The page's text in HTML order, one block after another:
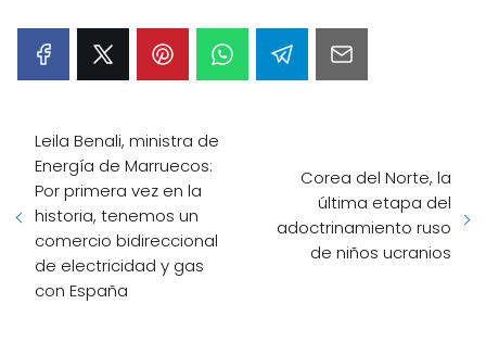
Leila Benali, ministra de
Energía de Marruecos:
Por primera vez en la
historia, tenemos un
comercio bidireccional
de electricidad y gas
con España
Corea del Norte, la
última etapa del
adoctrinamiento ruso
de niños ucranios